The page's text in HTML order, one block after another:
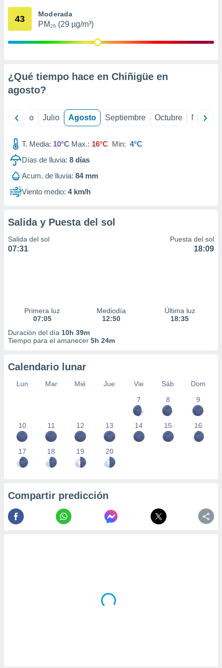
mediante
publicidad
1199
43 Moderada
PM₂₅ (29 µg/m³)
¿Qué tiempo hace en Chiñigüe en
agosto?
Junio Julio Agosto Septiembre Octubre
T. Media: 10°C Max.: 16°C Min: 4°C
Días de lluvia: 8 días
Acum. de lluvia: 84 mm
Viento medio: 4 km/h
Salida y Puesta del sol
Salida del sol
07:31
Puesta del sol
18:09
Primera luz
07:05
Mediodía
12:50
Última luz
18:35
Duración del día 10h 39m
Tiempo para el amanecer 5h 24m
Calendario lunar
Lun Mar Mié Jue Vie Sáb
Dom
7
8 9
10 11 12 13 14 15 16
17 18 19 20
Compartir predicción